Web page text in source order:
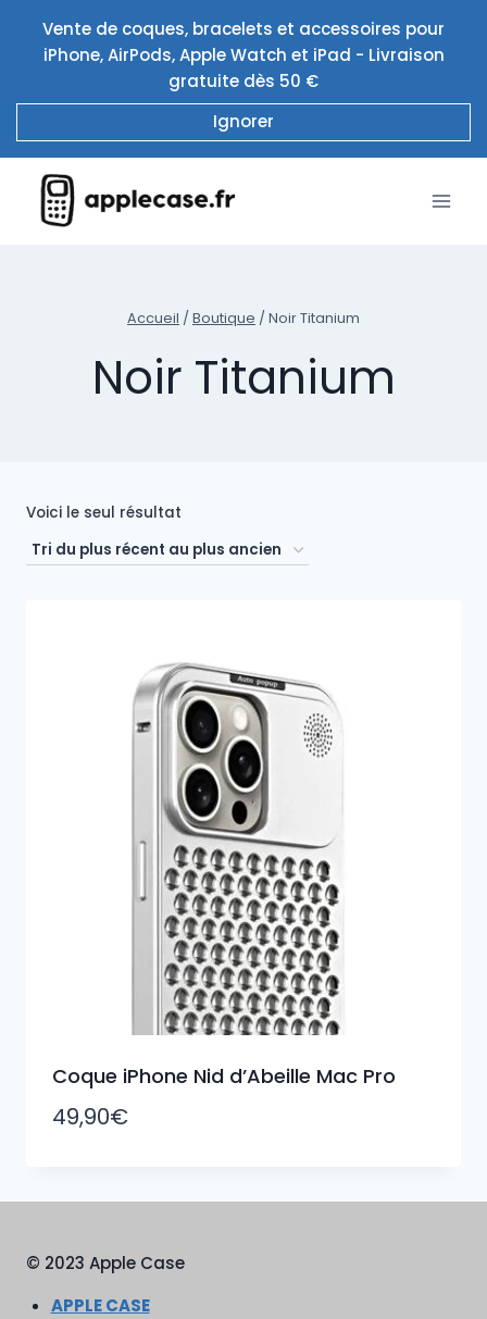
contenu
Vente de coques, bracelets et accessoires pour
iPhone, AirPods, Apple Watch et iPad - Livraison
gratuite dès 50 €
Ignorer
Accueil / Boutique / Noir Titanium
Noir Titanium
Voici le seul résultat
Coque iPhone Nid d’Abeille Mac Pro
49,90€
© 2023 Apple Case
APPLE CASE